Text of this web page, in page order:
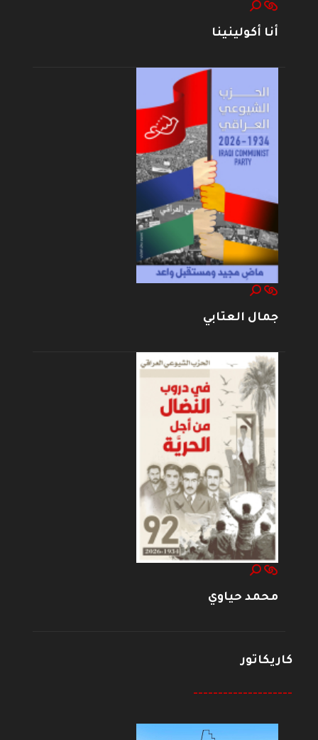
أنا أكولينينا
جمال العتابي
محمد حياوي
كاريكاتور
--------------------